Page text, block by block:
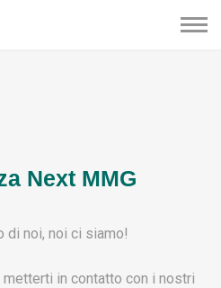
Next MMG
di noi, noi ci siamo!
in contatto con i nostri